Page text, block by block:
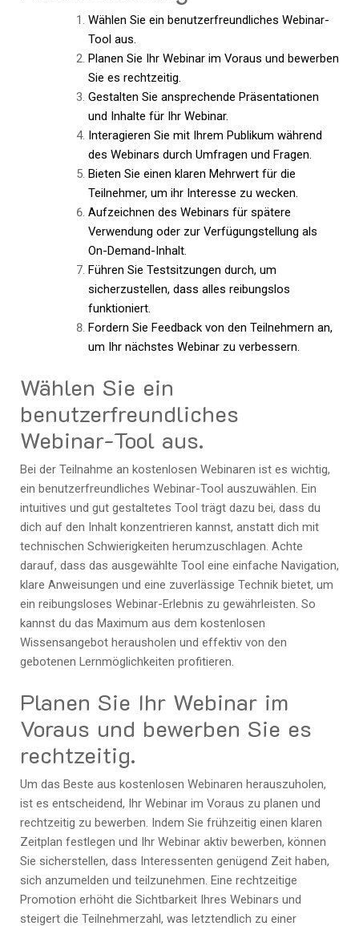
Wählen Sie ein benutzerfreundliches Webinar-
Tool aus.
Planen Sie Ihr Webinar im Voraus und bewerben
Sie es rechtzeitig.
Gestalten Sie ansprechende Präsentationen
und Inhalte für Ihr Webinar.
Interagieren Sie mit Ihrem Publikum während
des Webinars durch Umfragen und Fragen.
Bieten Sie einen klaren Mehrwert für die
Teilnehmer, um ihr Interesse zu wecken.
Aufzeichnen des Webinars für spätere
Verwendung oder zur Verfügungstellung als
On-Demand-Inhalt.
Führen Sie Testsitzungen durch, um
sicherzustellen, dass alles reibungslos
funktioniert.
Fordern Sie Feedback von den Teilnehmern an,
um Ihr nächstes Webinar zu verbessern.
Wählen Sie ein
benutzerfreundliches
Webinar-Tool aus.
Bei der Teilnahme an kostenlosen Webinaren ist es wichtig,
ein benutzerfreundliches Webinar-Tool auszuwählen. Ein
intuitives und gut gestaltetes Tool trägt dazu bei, dass du
dich auf den Inhalt konzentrieren kannst, anstatt dich mit
technischen Schwierigkeiten herumzuschlagen. Achte
darauf, dass das ausgewählte Tool eine einfache Navigation,
klare Anweisungen und eine zuverlässige Technik bietet, um
ein reibungsloses Webinar-Erlebnis zu gewährleisten. So
kannst du das Maximum aus dem kostenlosen
Wissensangebot herausholen und effektiv von den
gebotenen Lernmöglichkeiten profitieren.
Planen Sie Ihr Webinar im
Voraus und bewerben Sie es
rechtzeitig.
Um das Beste aus kostenlosen Webinaren herauszuholen,
ist es entscheidend, Ihr Webinar im Voraus zu planen und
rechtzeitig zu bewerben. Indem Sie frühzeitig einen klaren
Zeitplan festlegen und Ihr Webinar aktiv bewerben, können
Sie sicherstellen, dass Interessenten genügend Zeit haben,
sich anzumelden und teilzunehmen. Eine rechtzeitige
Promotion erhöht die Sichtbarkeit Ihres Webinars und
steigert die Teilnehmerzahl, was letztendlich zu einer